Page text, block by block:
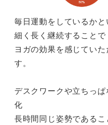
毎日運動をしているかと
細く長く継続することで
ヨガの効果を感じてい
す。
デスクワークや立ちっ
化
長時間同じ姿勢である